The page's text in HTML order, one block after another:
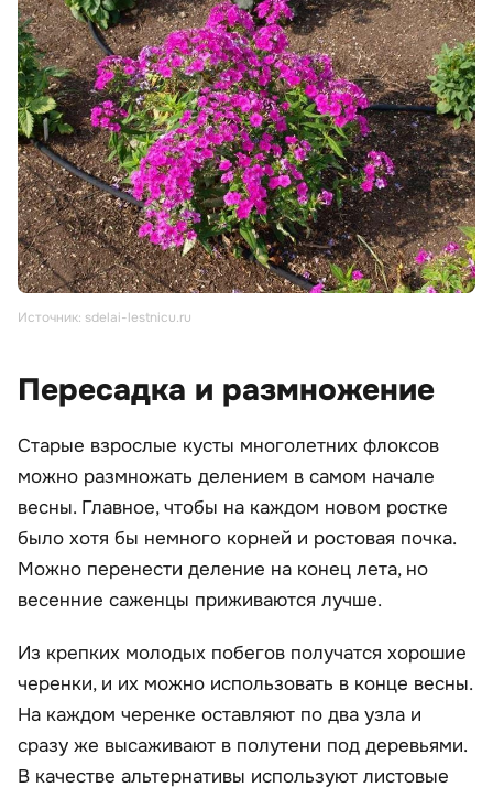
Источник: sdelai-lestnicu.ru
Пересадка и размножение
Старые взрослые кусты многолетних флоксов
можно размножать делением в самом начале
весны. Главное, чтобы на каждом новом ростке
было хотя бы немного корней и ростовая почка.
Можно перенести деление на конец лета, но
весенние саженцы приживаются лучше.
Из крепких молодых побегов получатся хорошие
черенки, и их можно использовать в конце весны.
На каждом черенке оставляют по два узла и
сразу же высаживают в полутени под деревьями.
В качестве альтернативы используют листовые